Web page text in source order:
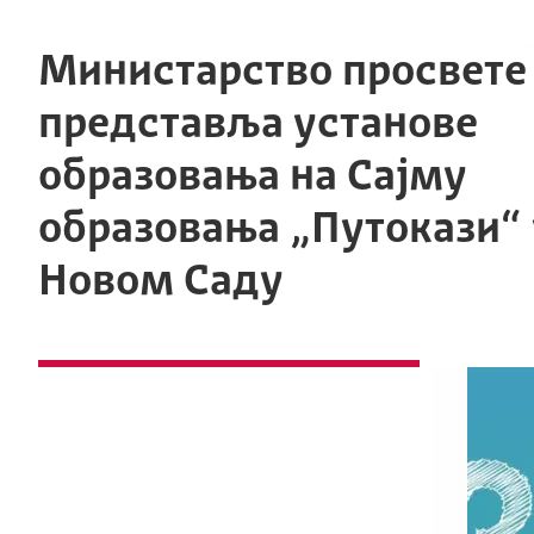
Министарство просвете
представља установе
образовања на Сајму
образовања „Путокази“
Новом Саду